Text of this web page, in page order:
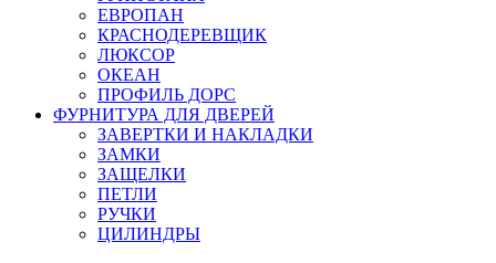
ЕВРОПАН
КРАСНОДЕРЕВЩИК
ЛЮКСОР
ОКЕАН
ПРОФИЛЬ ДОРС
ФУРНИТУРА ДЛЯ ДВЕРЕЙ
ЗАВЕРТКИ И НАКЛАДКИ
ЗАМКИ
ЗАЩЕЛКИ
ПЕТЛИ
РУЧКИ
ЦИЛИНДРЫ